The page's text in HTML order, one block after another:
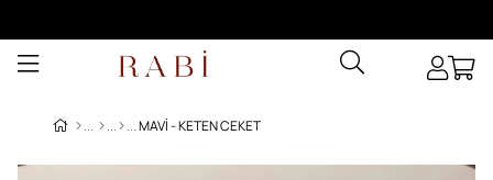
MAVI - KETEN CEKET